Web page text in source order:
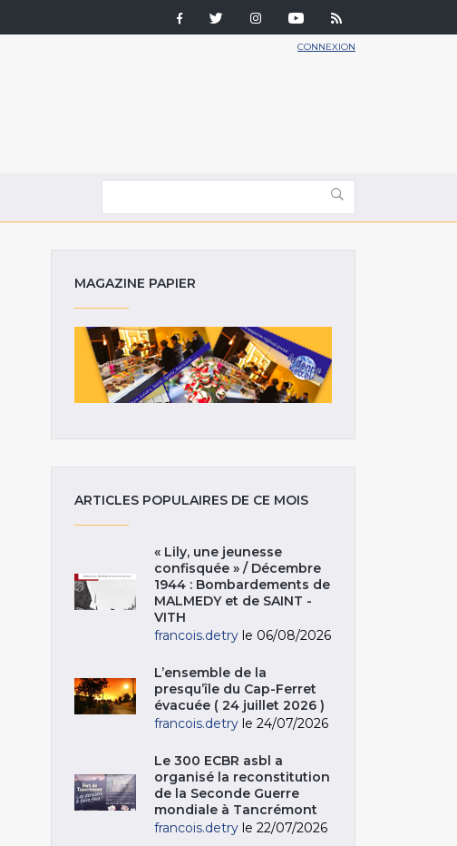
CONNEXION
MAGAZINE PAPIER
ARTICLES POPULAIRES DE CE MOIS
« Lily, une jeunesse
confisquée » / Décembre
1944 : Bombardements de
MALMEDY et de SAINT -
VITH
francois.detry le 06/08/2026
L’ensemble de la
presqu’île du Cap-Ferret
évacuée ( 24 juillet 2026 )
francois.detry le 24/07/2026
Le 300 ECBR asbl a
organisé la reconstitution
de la Seconde Guerre
mondiale à Tancrémont
francois.detry le 22/07/2026